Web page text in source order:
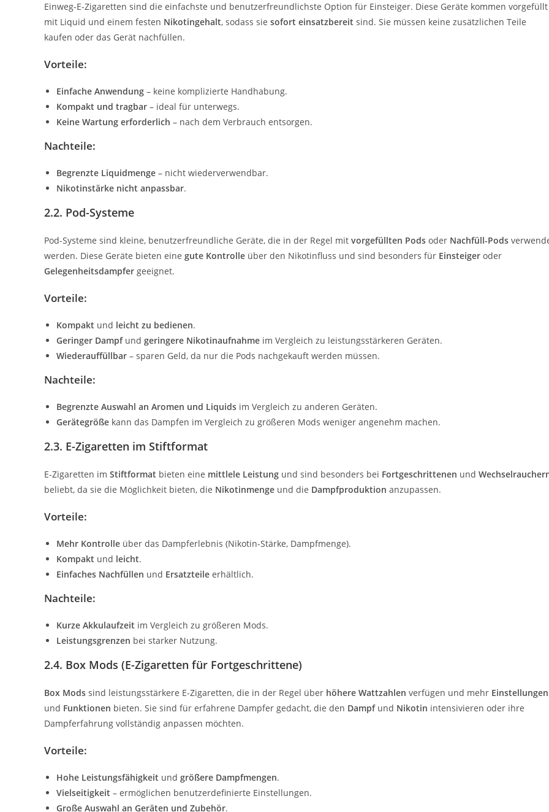
Einweg-E-Zigaretten sind die einfachste und benutzerfreundlichste Option für Einsteiger. Diese Geräte kommen vorgefüllt
mit Liquid und einem festen Nikotingehalt, sodass sie sofort einsatzbereit sind. Sie müssen keine zusätzlichen Teile
kaufen oder das Gerät nachfüllen.
Vorteile:
Einfache Anwendung – keine komplizierte Handhabung.
Kompakt und tragbar – ideal für unterwegs.
Keine Wartung erforderlich – nach dem Verbrauch entsorgen.
Nachteile:
Begrenzte Liquidmenge – nicht wiederverwendbar.
Nikotinstärke nicht anpassbar.
2.2. Pod-Systeme
Pod-Systeme sind kleine, benutzerfreundliche Geräte, die in der Regel mit vorgefüllten Pods oder Nachfüll-Pods
werden. Diese Geräte bieten eine gute Kontrolle über den Nikotinfluss und sind besonders für Einsteiger oder
Gelegenheitsdampfer geeignet.
Vorteile:
Kompakt und leicht zu bedienen.
Geringer Dampfund geringere Nikotinaufnahme im Vergleich zu leistungsstärkeren Geräten.
Wiederauffüllbar – sparen Geld, da nur die Pods nachgekauft werden müssen.
Nachteile:
Begrenzte Auswahl an Aromen und Liquids im Vergleich zu anderen Geräten.
Gerätegröße kann das Dampfen im Vergleich zu größeren Mods weniger angenehm machen.
2.3. E-Zigaretten im Stiftformat
E-Zigaretten im Stiftformat bieten eine mittlele Leistung und sind besonders bei Fortgeschrittenen und
beliebt, da sie die Möglichkeit bieten, die Nikotinmenge und die Dampfproduktion anzupassen.
Vorteile:
Mehr Kontrolle über das Dampferlebnis (Nikotin-Stärke, Dampfmenge).
Kompakt und leicht.
Einfaches Nachfüllen und Ersatzteile erhältlich.
Nachteile:
Kurze Akkulaufzeit im Vergleich zu größeren Mods.
Leistungsgrenzen bei starker Nutzung.
2.4. Box Mods (E-Zigaretten für Fortgeschrittene)
Box Mods sind leistungsstärkere E-Zigaretten, die in der Regel über höhere Wattzahlen verfügen und mehr Einstellungen
und Funktionen bieten. Sie sind für erfahrene Dampfer gedacht, die den Dampfund Nikotin intensivieren oder ihre
Dampferfahrung vollständig anpassen möchten.
Vorteile:
Hohe Leistungsfähigkeit und größere Dampfmengen.
Vielseitigkeit – ermöglichen benutzerdefinierte Einstellungen.
Große Auswahl an Geräten und Zubehör.